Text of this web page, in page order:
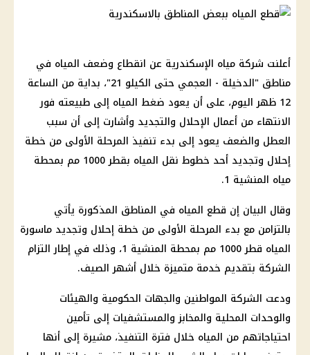
أعلنت شركة مياه الإسكندرية عن انقطاع وضعف المياه في
مناطق "الدخيلة - العجمي حتى الكيلو 21"، بداية من الساعة
12 ظهر اليوم، على أن يعود ضغط المياه إلى طبيعته فور
الانتهاء من أعمال الإحلال والتجديد وأشارت إلى أن سبب
العطل والضعف يعود إلى بدء تنفيذ المرحلة الأولى من خطة
إحلال وتجديد أحد خطوط نقل المياه بقطر 1000 مم بمحطة
مياه المنشية 1.
وقال البيان إن قطع المياه في المناطق المذكورة يأتي
بالتزامن مع بدء المرحلة الأولى من خطة إحلال وتجديد ماسورة
المياه قطر 1000 مم بمحطة المنشية 1، وذلك في إطار التزام
الشركة بتقديم خدمة متميزة خلال أشهر الصيف.
ودعت الشركة المواطنين والجهات الحكومية والهيئات
والوحدات المحلية والمخابز والمستشفيات إلى تأمين
احتياجاتهم من المياه خلال فترة التنفيذ، مشيرة إلى أنها